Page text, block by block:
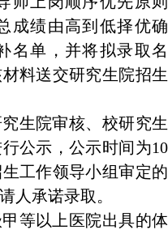
成绩由高到低择优确
名单，并将拟录取名
料送交研究生院招生
生院审核、校研究生
公示，公示时间为10
工作领导小组审定的
人承诺录取。
等以上医院出具的体